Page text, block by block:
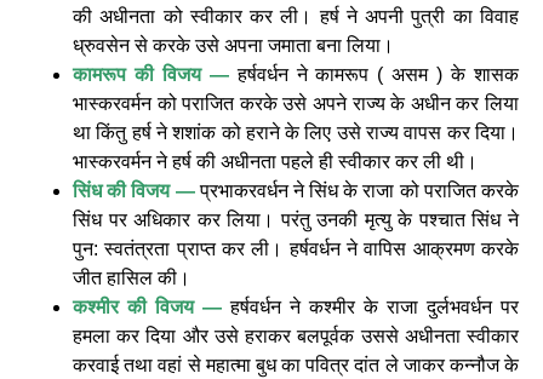
की अधीनता को स्वीकार कर ली। हर्ष ने अपनी पुत्री का विवाह
ध्रुवसेन से करके उसे अपना जमाता बना लिया।
कामरूप की विजय —हर्षवर्धन ने कामरूप ( असम ) के शासक
भास्करवर्मन को पराजित करके उसे अपने राज्य के अधीन कर लिया
था किंतु हर्ष ने शशांक को हराने के लिए उसे राज्य वापस कर दिया।
भास्करवर्मन ने हर्ष की अधीनता पहले ही स्वीकार कर ली थी।
सिंध की विजय —प्रभाकरवर्धन ने सिंध के राजा को पराजित करके
सिंध पर अधिकार कर लिया। परंतु उनकी मृत्यु के पश्चात सिंध ने
पुन: स्वतंत्रता प्राप्त कर ली। हर्षवर्धन ने वापिस आक्रमण करके
जीत हासिल की।
कश्मीर की विजय — हर्षवर्धन ने कश्मीर के राजा दुर्लभवर्धन पर
हमला कर दिया और उसे हराकर बलपूर्वक उससे अधीनता स्वीकार
करवाई तथा वहां से महात्मा बुध का पवित्र दांत ले जाकर कन्नौज के